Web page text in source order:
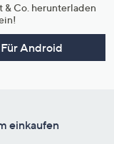
& Co. herunterladen
Für Android
einkaufen